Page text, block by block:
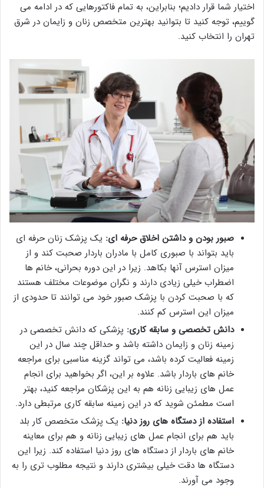
اختیار شما قرار دادیم؛ بنابراین، به تمام فاکتورهایی که در ادامه می
گوییم، توجه کنید تا بتوانید بهترین متخصص زنان و زایمان در شرق
تهران را انتخاب کنید.
صبور بودن و داشتن اخلاق حرفه ای: یک پزشک زنان حرفه ای
باید بتواند با صبوری کامل با مادران باردار صحبت کند و از
میزان استرس آنها بکاهد. زیرا در این دوره بحرانی، خانم ها
اضطراب خیلی زیادی دارند و نگران موضوعات مختلف هستند
که با صحبت کردن با پزشک صبور خود می توانند تا حدودی از
میزان این استرس کم کنند.
دانش تخصصی و سابقه کاری: پزشکی که دانش تخصصی در
زمینه زنان و زایمان داشته باشد و حداقل چند سال در این
زمینه فعالیت کرده باشد، می تواند گزینه مناسبی برای مراجعه
خانم های باردار باشد. علاوه بر این، اگر بخواهید برای انجام
عمل های زیبایی زنانه هم به این پزشکان مراجعه کنید، بهتر
است مطمئن شوید که در این زمینه سابقه کاری مرتبطی دارد.
استفاده از دستگاه های روز دنیا: یک پزشک متخصص کار بلد
باید هم برای انجام عمل های زیبایی زنانه و هم برای معاینه
خانم های باردار از دستگاه های روز دنیا استفاده کند. زیرا این
دستگاه ها دقت خیلی بیشتری دارند و نتیجه مطلوب تری را به
وجود می آورند.